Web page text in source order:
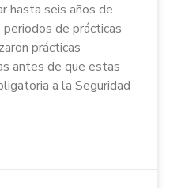
hasta seis años de
de prácticas
prácticas
antes de que estas
a la Seguridad